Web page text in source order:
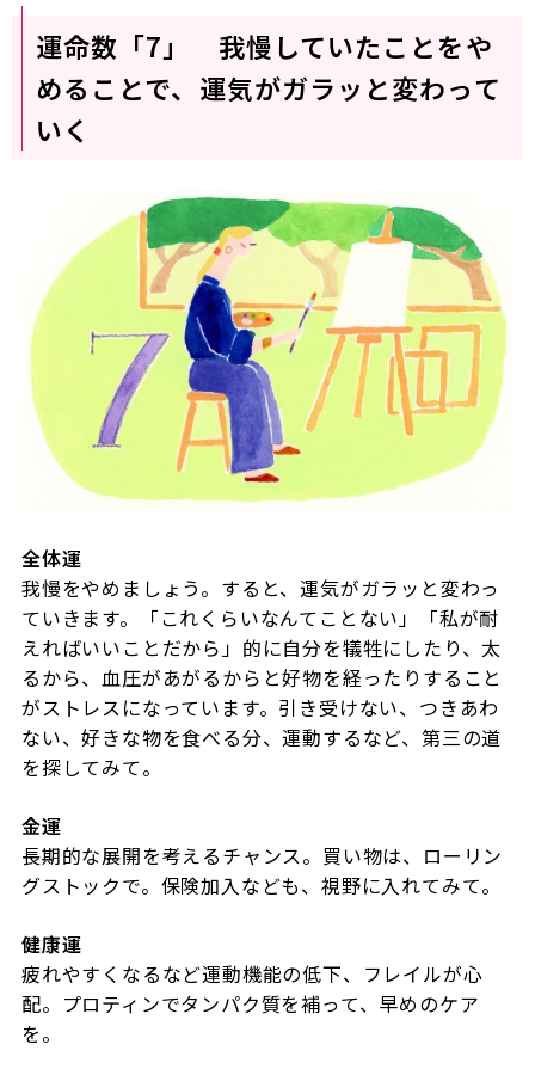
運命数「7」 我慢していたことをや
めることで、運気がガラッと変わって
いく
全体運
我慢をやめましょう。すると、運気がガラッと変わっ
ていきます。「これくらいなんてことない」「私が耐
えればいいことだから」的に自分を犠牲にしたり、太
るから、血圧があがるからと好物を経ったりすること
がストレスになっています。引き受けない、つきあわ
ない、好きな物を食べる分、運動するなど、第三の道
を探してみて。
金運
長期的な展開を考えるチャンス。買い物は、ローリン
グストックで。保険加入なども、視野に入れてみて。
健康運
疲れやすくなるなど運動機能の低下、フレイルが心
配。プロティンでタンパク質を補って、早めのケア
を。